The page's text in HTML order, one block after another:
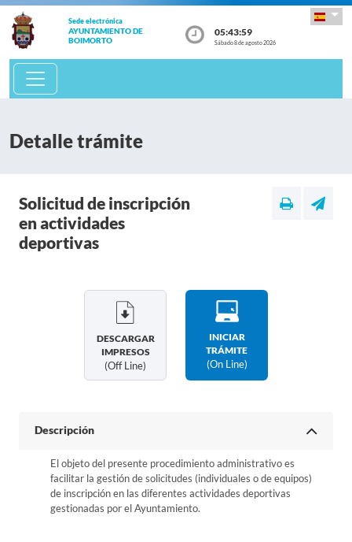
Sede electrónica
AYUNTAMIENTO DE
BOIMORTO
05:43:59
Sábado 8 de agosto 2026
Detalle trámite
Solicitud de inscripción
en actividades
deportivas
DESCARGAR
IMPRESOS
(off Line)
INICIAR
TRÁMITE
(on Line)
Descripción
El objeto del presente procedimiento administrativo es
facilitar la gestión de solicitudes (individuales o de equipos)
de inscripción en las diferentes actividades deportivas
gestionadas por el Ayuntamiento.